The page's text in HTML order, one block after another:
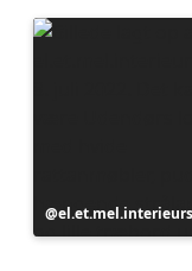
Opslag
offentliggjort
el.et.mel.interieurs